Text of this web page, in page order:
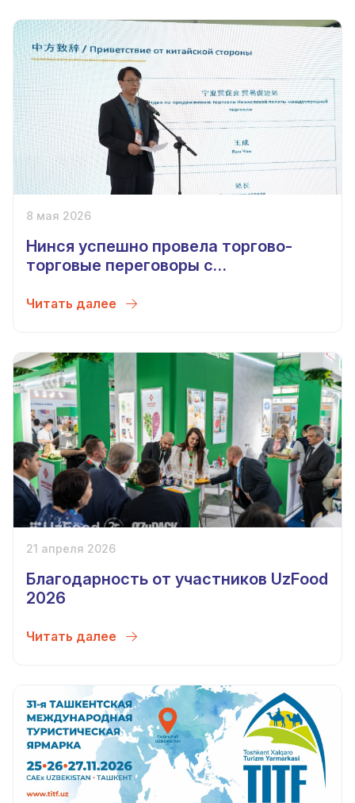
8 мая 2026
Нинся успешно провела торгово-
торговые переговоры с
Читать далее
21 апреля 2026
Благодарность от участников UzFood
2026
Читать далее